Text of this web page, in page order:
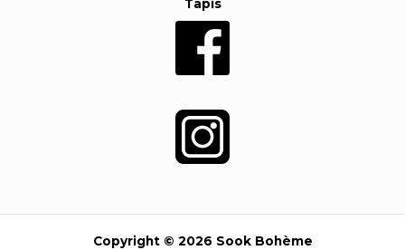
Tapis
Copyright © 2026 Sook Bohème